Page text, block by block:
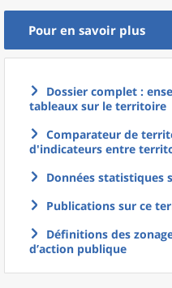
Pour en savoir plus
Dossier complet :
tableaux sur le territoire
Comparateur de
d'indicateurs entre
Données statistiques
Publications sur ce
Définitions des
d’action publique